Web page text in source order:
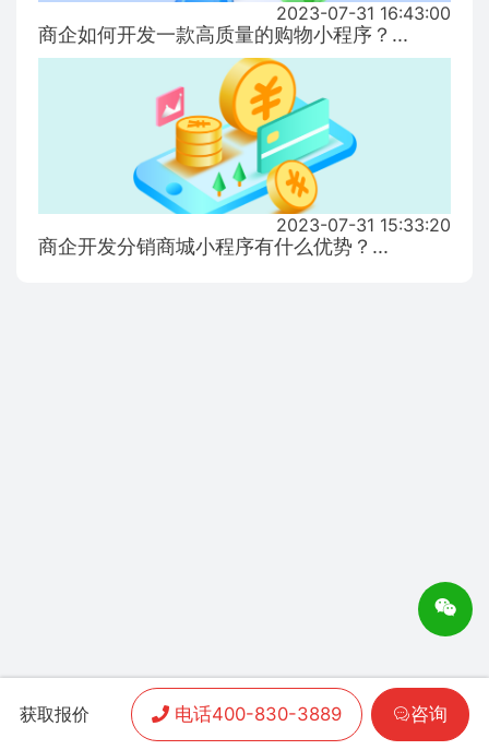
2023-07-31 16:43:00
商企如何开发一款高质量的购物小程序？...
2023-07-31 15:33:20
商企开发分销商城小程序有什么优势？...
获取报价 电话400-830-3889 咨询